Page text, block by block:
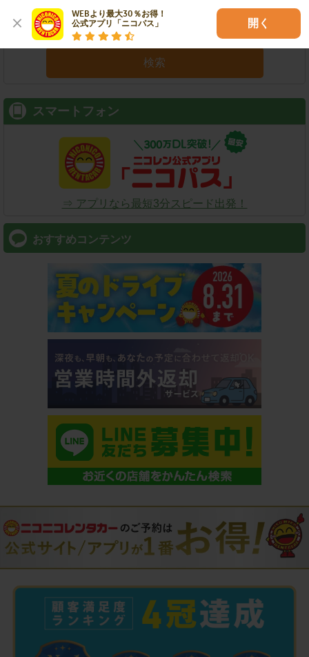
WEBより最大30％お得！
公式アプリ「ニコパス」
開く
検索
スマートフォン
⇒ アプリなら最短3分スピード出発！
おすすめコンテンツ